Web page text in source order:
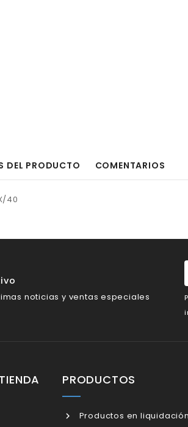
DEL PRODUCTO COMENTARIOS
40
noticias y ventas especiales
PRODUCTOS
Productos en liquidación